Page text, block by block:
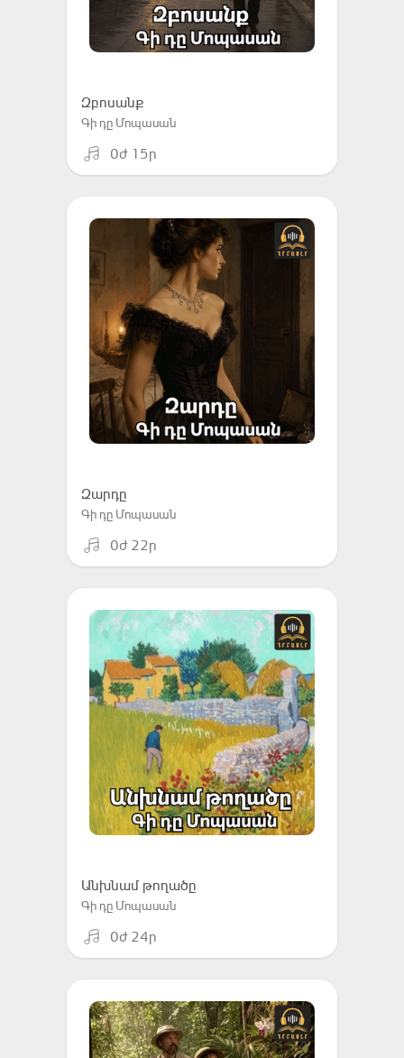
Զբոսանք
Գի դը Մոպասան
0ժ 15ր
Զարդը
Գի դը Մոպասան
0ժ 22ր
Անխնամ թողածը
Գի դը Մոպասան
0ժ 24ր